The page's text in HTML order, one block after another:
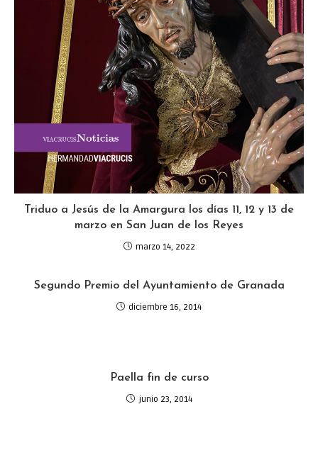
Triduo a Jesús de la Amargura los días 11, 12 y 13 de
marzo en San Juan de los Reyes
marzo 14, 2022
Segundo Premio del Ayuntamiento de Granada
diciembre 16, 2014
Paella fin de curso
junio 23, 2014